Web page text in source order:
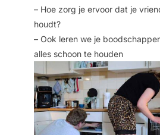
– Hoe zorg je ervoor dat je
houdt?
– Ook leren we je
alles schoon te houden